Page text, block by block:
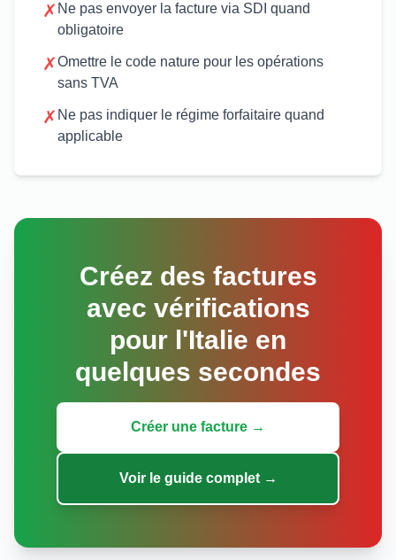
✗ Ne pas envoyer la facture via SDI quand
obligatoire
✗Omettre le code nature pour les opérations
sans TVA
✗ Ne pas indiquer le régime forfaitaire quand
applicable
Créez des factures
avec vérifications
pour l'Italie en
quelques secondes
Créer une facture →
Voir le guide complet →